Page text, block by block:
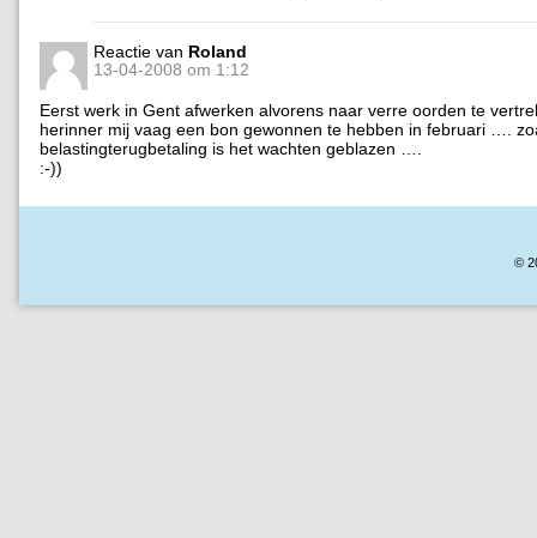
Reactie van Roland
13-04-2008 om 1:12
Eerst werk in Gent afwerken alvorens naar verre oorden te
herinner mij vaag een bon gewonnen te hebben in februari ….
belastingterugbetaling is het wachten geblazen ….
:-))
©